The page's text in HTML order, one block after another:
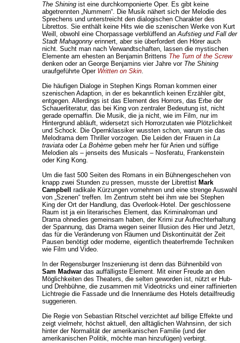
The Shiningist eine durchkomponierte Oper. Es gibt keine
abgetrennten „Nummern“. Die Musik nähert sich der Melodie des
Sprechens und unterstreicht den dialogischen Charakter des
Librettos. Sie enthält keine Hits wie die szenischen Werke von Kurt
Weill, obwohl eine Chorpassage verblüffend anAufstieg und Fall der
Stadt Mahagonnyerinnert, aber sie überfordert den Hörer auch
nicht. Sucht man nach Verwandtschaften, lassen die mystischen
Elemente am ehesten an Benjamin Brittens The Turn of the Screw
denken oder an George Benjamins vier Jahre vor The Shining
uraufgeführte Oper Written on Skin.
Die häufigen Dialoge in Stephen Kings Roman kommen einer
szenischen Adaption, in der es bekanntlich keinen Erzähler gibt,
entgegen. Allerdings ist das Element des Horrors, das Erbe der
Schauerliteratur, das bei King von zentraler Bedeutung ist, nicht
gerade opernaffin. Die Musik, die ja nicht, wie im Film, nur im
Hintergrund abläuft, widersetzt sich Horrorzutaten wie Plötzlichkeit
und Schock. Die Opernklassiker wussten schon, warum sie das
Melodrama dem Thriller vorzogen. Die Leiden der Frauen in La
traviataoder La Bohèmegeben mehr her für Arien und süffige
Melodien als – jenseits des Musicals – Nosferatu, Frankenstein
oder King Kong.
Um die fast 500 Seiten des Romans in ein Bühnengeschehen von
knapp zwei Stunden zu pressen, musste der Librettist Mark
Campbell
radikale Kürzungen vornehmen und eine strenge Auswahl
von „Szenen“ treffen. Im Zentrum steht bei ihm wie bei Stephen
King der Ort der Handlung, das Overlook-Hotel. Der geschlossene
Raum ist ja ein literarisches Element, das Kriminalroman und
Drama ohnedies gemeinsam haben, der Krimi zur Aufrechterhaltung
der Spannung, das Drama wegen seiner Illusion des Hier und Jetzt,
das für die Veränderung von Räumen und Diskontinuität der Zeit
Pausen benötigt oder moderne, eigentlich theaterfremde Techniken
wie Film und Video.
In der Regensburger Inszenierung ist denn das Bühnenbild von
Sam Madwardas auffälligste Element. Mit einer Freude an den
Möglichkeiten des Theaters, die selten geworden ist, nützt er Hub-
und Drehbühne, die zusammen mit Videotricks und einer raffinierten
Lichtregie die Fassade und die Innenräume des Hotels detailfreudig
suggerieren.
Die Regie von Sebastian Ritschel verzichtet auf billige Effekte und
zeigt vielmehr, höchst aktuell, den alltäglichen Wahnsinn, der sich
hinter der Normalität der amerikanischen Familie (und der
amerikanischen Politik, möchte man hinzufügen) verbirgt.